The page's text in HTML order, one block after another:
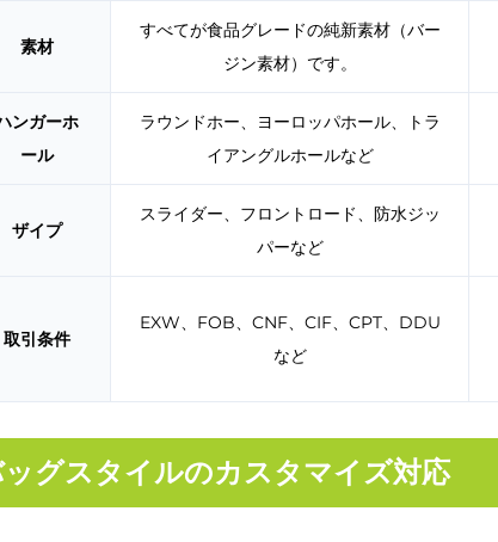
素材
すべてが食品グレードの純新素材（バー
ジン素材）です。
ンガーホ
ール
ラウンドホー、ヨーロッパホール、トラ
イアングルホールなど
ザイプ
スライダー、フロントロード、防水ジッ
パーなど
取引条件
EXW、FOB、CNF、CIF、CPT、DDU
など
グスタイルのカスタマイズ対応